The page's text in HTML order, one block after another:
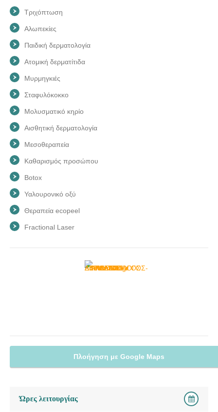
Τριχόπτωση
Αλωπεκίες
Παιδική δερματολογία
Ατομική δερματίτιδα
Μυρμηγκιές
Σταφυλόκοκκο
Μολυσματικό κηρίο
Αισθητική δερματολογία
Μεσοθεραπεία
Καθαρισμός προσώπου
Botox
Υαλουρονικό οξύ
Θεραπεία ecopeel
Fractional Laser
Πλοήγηση με Google Maps
Ώρες λειτουργίας